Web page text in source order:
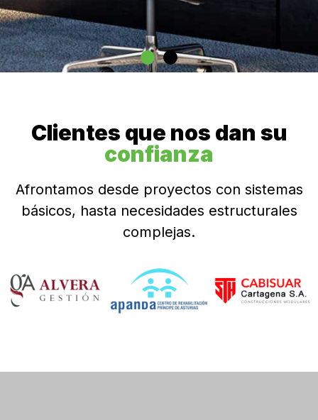
Clientes que nos dan su
confianza
Afrontamos desde proyectos con sistemas
básicos, hasta necesidades estructurales
complejas.